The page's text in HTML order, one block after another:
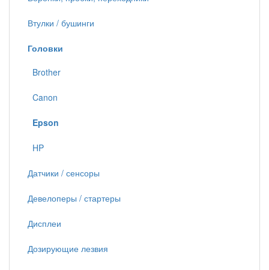
Втулки / бушинги
Головки
Brother
Canon
Epson
HP
Датчики / сенсоры
Девелоперы / стартеры
Дисплеи
Дозирующие лезвия